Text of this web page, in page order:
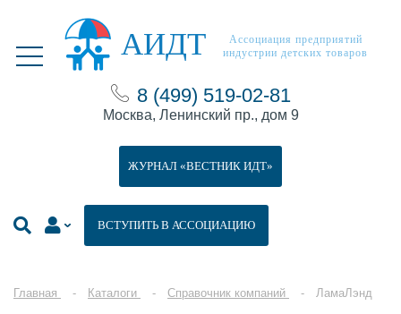
АИДТ
Ассоциация предприятий
индустрии детских товаров
8 (499) 519-02-81
Москва, Ленинский пр., дом 9
ВСТУПИТЬ В АССОЦИАЦИЮ
ЖУРНАЛ «ВЕСТНИК ИДТ»
Главная Каталоги Справочник компаний ЛамаЛэнд